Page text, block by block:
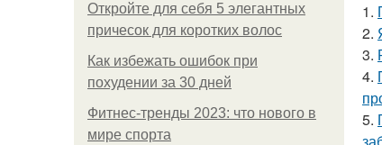
Откройте для себя 5 элегантных
причесок для коротких волос
Как избежать ошибок при
похудении за 30 дней
Фитнес-тренды 2023: что нового в
мире спорта
1.
2.
3.
4.
5.